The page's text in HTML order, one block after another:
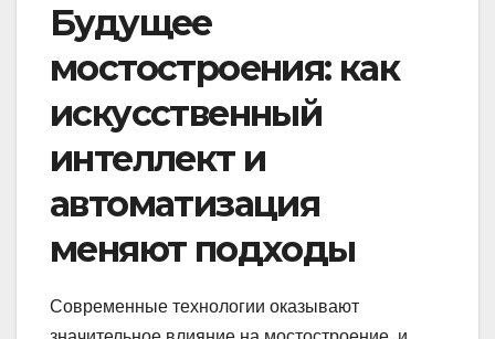
Будущее
мостостроения: как
искусственный
интеллект и
автоматизация
меняют подходы
Современные технологии оказывают